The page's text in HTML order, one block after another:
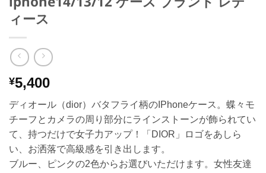
ィース
¥5,400
ディオール（dior）バタフライ柄のIPhoneケース。蝶々モ
チーフとカメラの周り部分にラインストーンが飾られてい
て、持つだけで女子力アップ！「DIOR」ロゴをあしら
い、お洒落で高級感を引き出します。
ブルー、ピンクの2色からお選びいただけます。女性友達